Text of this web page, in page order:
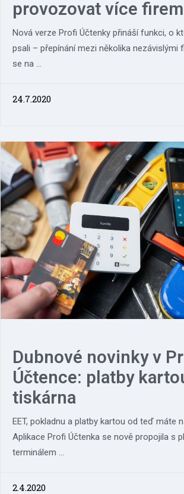
provozovat více firem
Nová verze Profi Účtenky přináší funkci, o
psali – přepínání mezi několika nezávislými
se na ...
24.7.2020
Dubnové novinky v
Účtence: platby
tiskárna
​EET, pokladnu a platby kartou od teď máte
Aplikace Profi Účtenka se nově propojila s
terminálem ...
2.4.2020